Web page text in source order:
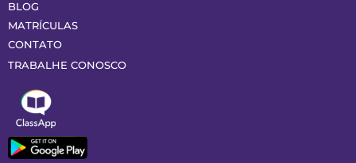
BLOG
MATRÍCULAS
CONTATO
TRABALHE CONOSCO